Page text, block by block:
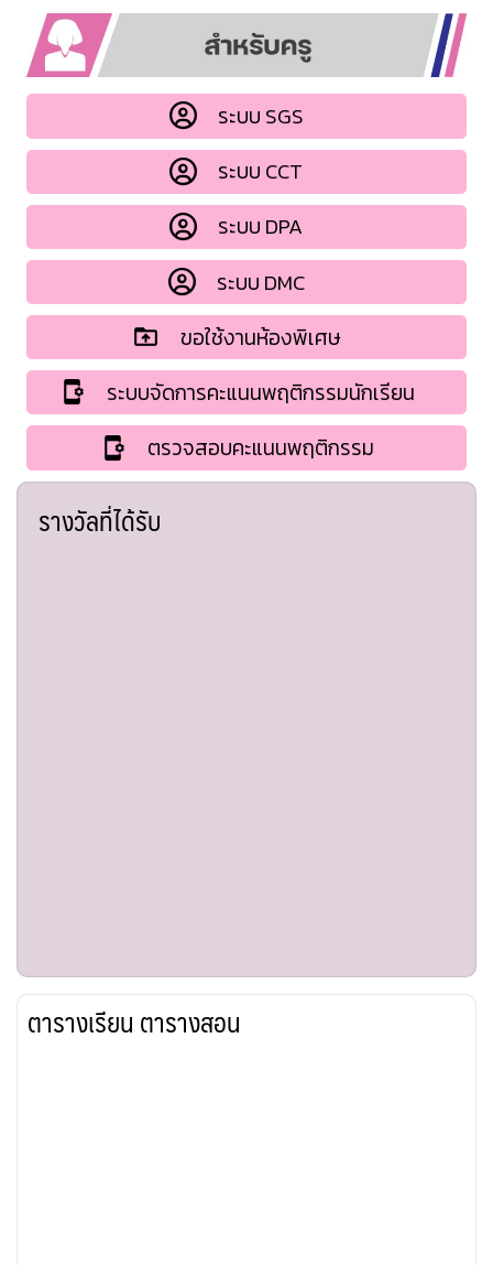
ระบบ SGS
ระบบ CCT
ระบบ DPA
ระบบ DMC
ขอใช้งานห้องพิเศษ
ระบบจัดการคะแนนพฤติกรรมนักเรียน
ตรวจสอบคะแนนพฤติกรรม
รางวัลที่ได้รับ
ตารางเรียน ตารางสอน